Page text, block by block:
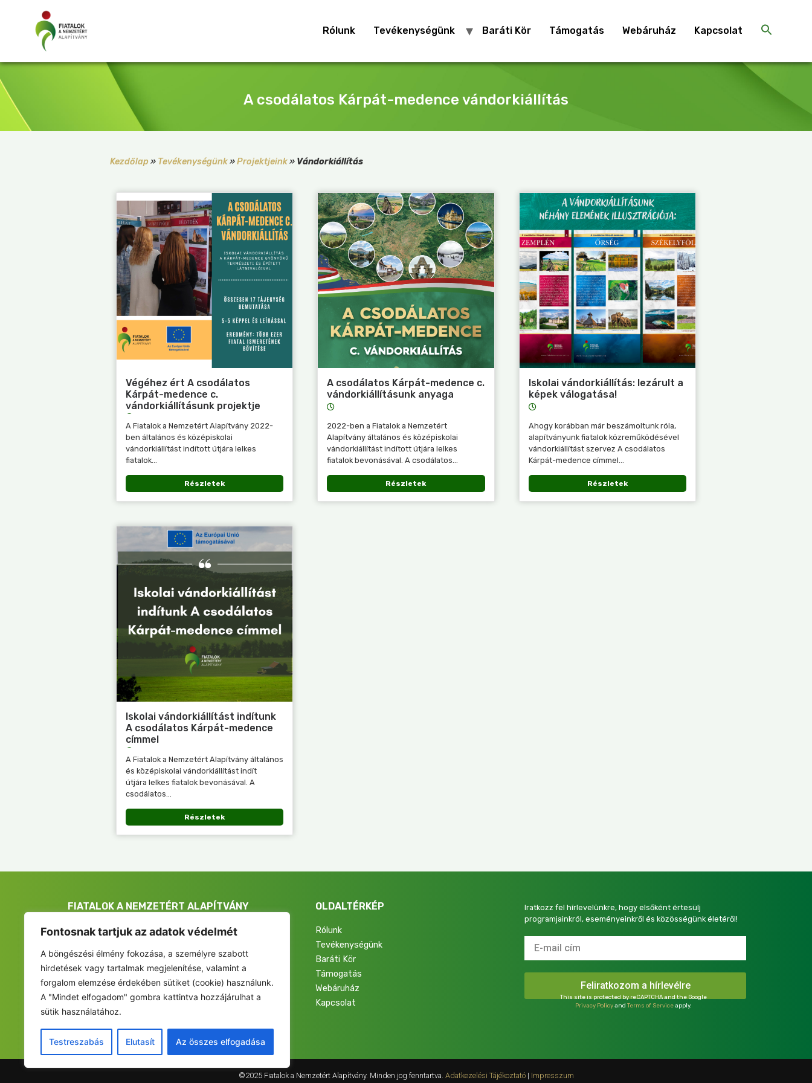
Fontosnak tartjuk az adatok védelmét
A böngészési élmény fokozása, a személyre szabott
hirdetések vagy tartalmak megjelenítése, valamint a
forgalom elemzése érdekében sütiket (cookie) használunk.
A "Mindet elfogadom" gombra kattintva hozzájárulhat a
sütik használatához.
Testreszabás Elutasít Az összes elfogadása
Rólunk Tevékenységünk Baráti Kör Támogatás Webáruház Kapcsolat
A csodálatos Kárpát-medence vándorkiállítás
Kezdőlap » Tevékenységünk»Projektjeink» Vándorkiállítás
Végéhez ért A csodálatos
Kárpát-medence c.
vándorkiállításunk projektje
A Fiatalok a Nemzetért Alapítvány 2022-
ben általános és középiskolai
vándorkiállítást indított útjára lelkes
fiatalok...
Részletek
A csodálatos Kárpát-medence c.
vándorkiállításunk anyaga
2022-ben a Fiatalok a Nemzetért
Alapítvány általános és középiskolai
vándorkiállítást indított útjára lelkes
fiatalok bevonásával. A csodálatos...
Részletek
Iskolai vándorkiállítás: lezárult a
képek válogatása!
Ahogy korábban már beszámoltunk róla,
alapítványunk fiatalok közreműködésével
vándorkiállítást szervez A csodálatos
Kárpát-medence címmel...
Részletek
Iskolai vándorkiállítást indítunk
A csodálatos Kárpát-medence
címmel
A Fiatalok a Nemzetért Alapítvány általános
és középiskolai vándorkiállítást indít
útjára lelkes fiatalok bevonásával. A
csodálatos...
Részletek
FIATALOK A NEMZETÉRT ALAPÍTVÁNY
Székhely: 6237 Kecel, Hunyadi u. 9.
info@fiatalokanemzetert.hu
+36 30 237 67 27
OLDALTÉRKÉP
Rólunk
Tevékenységünk
Baráti Kör
Támogatás
Webáruház
Kapcsolat
Iratkozz fel hírlevelünkre, hogy elsőként értesülj
programjainkról, eseményeinkről és közösségünk életéről!
This site is protected by reCAPTCHA and the Google
Privacy PolicyandTerms of Serviceapply.
©2025 Fiatalok a Nemzetért Alapítvány. Minden jog fenntartva. Adatkezelési Tájékoztató| Impresszum